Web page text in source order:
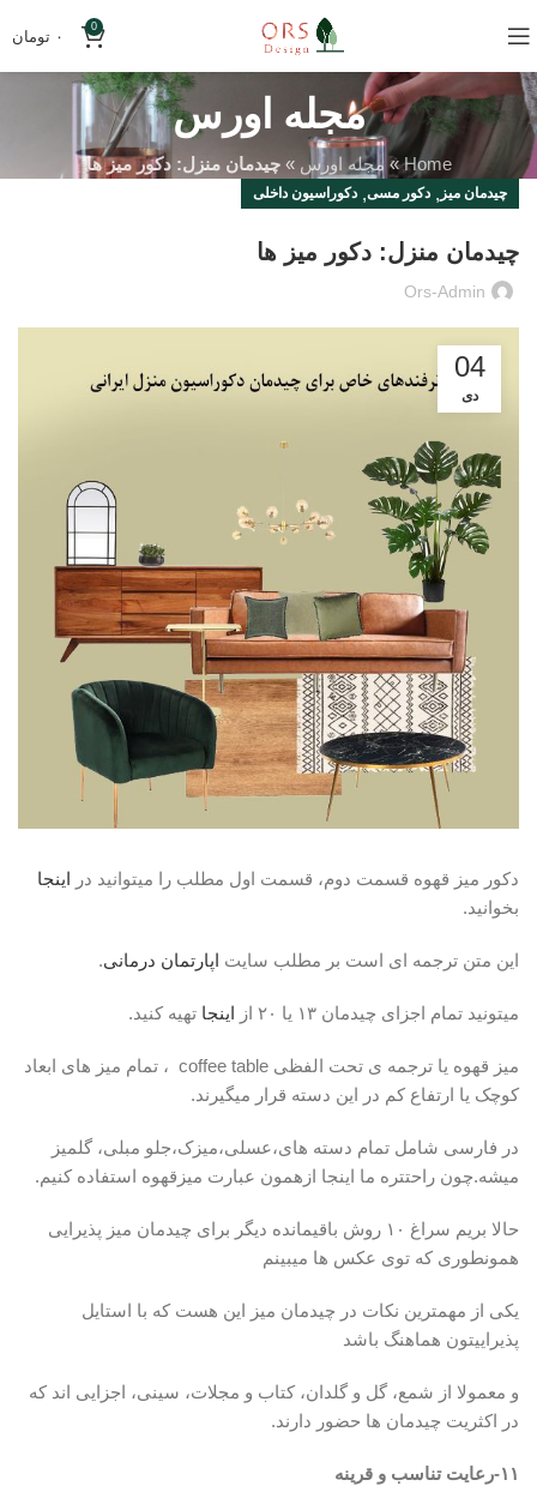
0
۰ تومان
مجله اورس
Home
» مجله اورس »چیدمان منزل: دکور میز ها
چیدمان میز ,دکور مسی,دکوراسیون داخلی
چیدمان منزل: دکور میز ها
Ors-Admin
04
دی
دکور میز قهوه قسمت دوم، قسمت اول مطلب را میتوانید در اینجا
بخوانید.
این متن ترجمه ای است بر مطلب سایت اپارتمان درمانی.
میتونید تمام اجزای چیدمان ۱۳ یا ۲۰ از اینجا تهیه کنید.
میز قهوه یا ترجمه ی تحت الفظی coffee table ، تمام میز های ابعاد
کوچک یا ارتفاع کم در این دسته قرار میگیرند.
در فارسی شامل تمام دسته های،عسلی،میزک،جلو مبلی، گلمیز
میشه.چون راحتتره ما اینجا ازهمون عبارت میزقهوه استفاده کنیم.
حالا بریم سراغ ۱۰ روش باقیمانده دیگر برای چیدمان میز پذیرایی
همونطوری که توی عکس ها میبینم
یکی از مهمترین نکات در چیدمان میز این هست که با استایل
پذیراییتون هماهنگ باشد
و معمولا از شمع، گل و گلدان، کتاب و مجلات، سینی، اجزایی اند که
در اکثریت چیدمان ها حضور دارند.
۱۱-رعایت تناسب و قرینه